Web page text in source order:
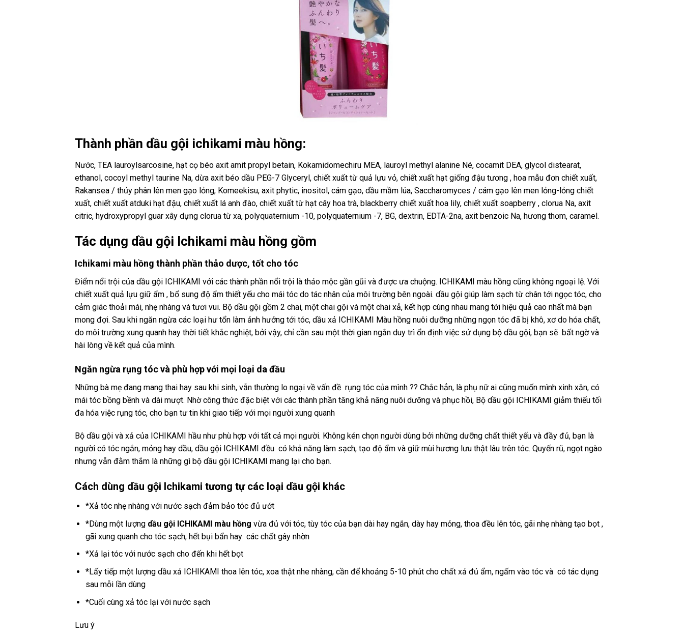
Thành phần dầu gội ichikami màu hồng:
Nước, TEA lauroylsarcosine, hạt cọ béo axit amit propyl betain, Kokamidomechiru MEA, lauroyl methyl alanine Né, cocamit DEA, glycol distearat,
ethanol, cocoyl methyl taurine Na, dừa axit béo dầu PEG-7 Glyceryl, chiết xuất từ quả lựu vỏ, chiết xuất hạt giống đậu tương , hoa mẫu đơn chiết xuất,
Rakansea / thủy phân lên men gạo lỏng, Komeekisu, axit phytic, inositol, cám gạo, dầu mầm lúa, Saccharomyces / cám gạo lên men lỏng-lỏng chiết
xuất, chiết xuất atduki hạt đậu, chiết xuất lá anh đào, chiết xuất từ hạt cây hoa trà, blackberry chiết xuất hoa lily, chiết xuất soapberry , clorua Na, axit
citric, hydroxypropyl guar xây dựng clorua từ xa, polyquaternium -10, polyquaternium -7, BG, dextrin, EDTA-2na, axit benzoic Na, hương thơm, caramel.
Tác dụng dầu gội Ichikami màu hồng gồm
Ichikami màu hồng thành phần thảo dược, tốt cho tóc
Điểm nổi trội của dầu gội ICHIKAMI với các thành phần nổi trội là thảo mộc gần gũi và được ưa chuộng. ICHIKAMI màu hồng cũng không ngoại lệ. Với
chiết xuất quả lựu giữ ẩm , bổ sung độ ẩm thiết yếu cho mái tóc do tác nhân của môi trường bên ngoài. dầu gội giúp làm sạch từ chân tới ngọc tóc, cho
cảm giác thoải mái, nhẹ nhàng và tươi vui. Bộ dầu gội gồm 2 chai, một chai gội và một chai xả, kết hợp cùng nhau mang tới hiệu quả cao nhất mà bạn
mong đợi. Sau khi ngăn ngừa các loại hư tổn làm ảnh hưởng tới tóc, dầu xả ICHIKAMI Màu hồng nuôi dưỡng những ngọn tóc đã bị khô, xơ do hóa chất,
do môi trường xung quanh hay thời tiết khắc nghiệt, bởi vậy, chỉ cần sau một thời gian ngắn duy trì ổn định việc sử dụng bộ dầu gội, bạn sẽ bất ngờ và
hài lòng về kết quả của mình.
Ngăn ngừa rụng tóc và phù hợp với mọi loại da đầu
Những bà mẹ đang mang thai hay sau khi sinh, vẫn thường lo ngại về vấn đề rụng tóc của mình ?? Chắc hẳn, là phụ nữ ai cũng muốn mình xinh xăn, có
mái tóc bồng bềnh và dài mượt. Nhờ công thức đặc biệt với các thành phần tăng khả năng nuôi dưỡng và phục hồi, Bộ dầu gội ICHIKAMI giảm thiếu tối
đa hóa việc rụng tóc, cho bạn tư tin khi giao tiếp với mọi người xung quanh
Bộ dầu gội và xả của ICHIKAMI hầu như phù hợp với tất cả mọi người. Không kén chọn người dùng bởi những dưỡng chất thiết yếu và đầy đủ, bạn là
người có tóc ngắn, mỏng hay dầu, dầu gội ICHIKAMI đều có khả năng làm sạch, tạo độ ẩm và giữ mùi hương lưu thật lâu trên tóc. Quyến rũ, ngọt ngào
nhưng vẫn đằm thắm là những gì bộ dầu gội ICHIKAMI mang lại cho bạn.
Cách dùng dầu gội Ichikami tương tự các loại dầu gội khác
*Xả tóc nhẹ nhàng với nước sạch đảm bảo tóc đủ ướt
*Dùng một lượng dầu gội ICHIKAMI màu hồng vừa đủ với tóc, tùy tóc của bạn dài hay ngắn, dày hay mỏng, thoa đều lên tóc, gãi nhẹ nhàng tạo bọt ,
gãi xung quanh cho tóc sạch, hết bụi bẩn hay các chất gây nhờn
*Xả lại tóc với nước sạch cho đến khi hết bọt
*Lấy tiếp một lượng dầu xả ICHIKAMI thoa lên tóc, xoa thật nhe nhàng, cần để khoảng 5-10 phút cho chất xả đủ ẩm, ngấm vào tóc và có tác dụng
sau mỗi lần dùng
*Cuối cùng xả tóc lại với nước sạch
Lưu ý